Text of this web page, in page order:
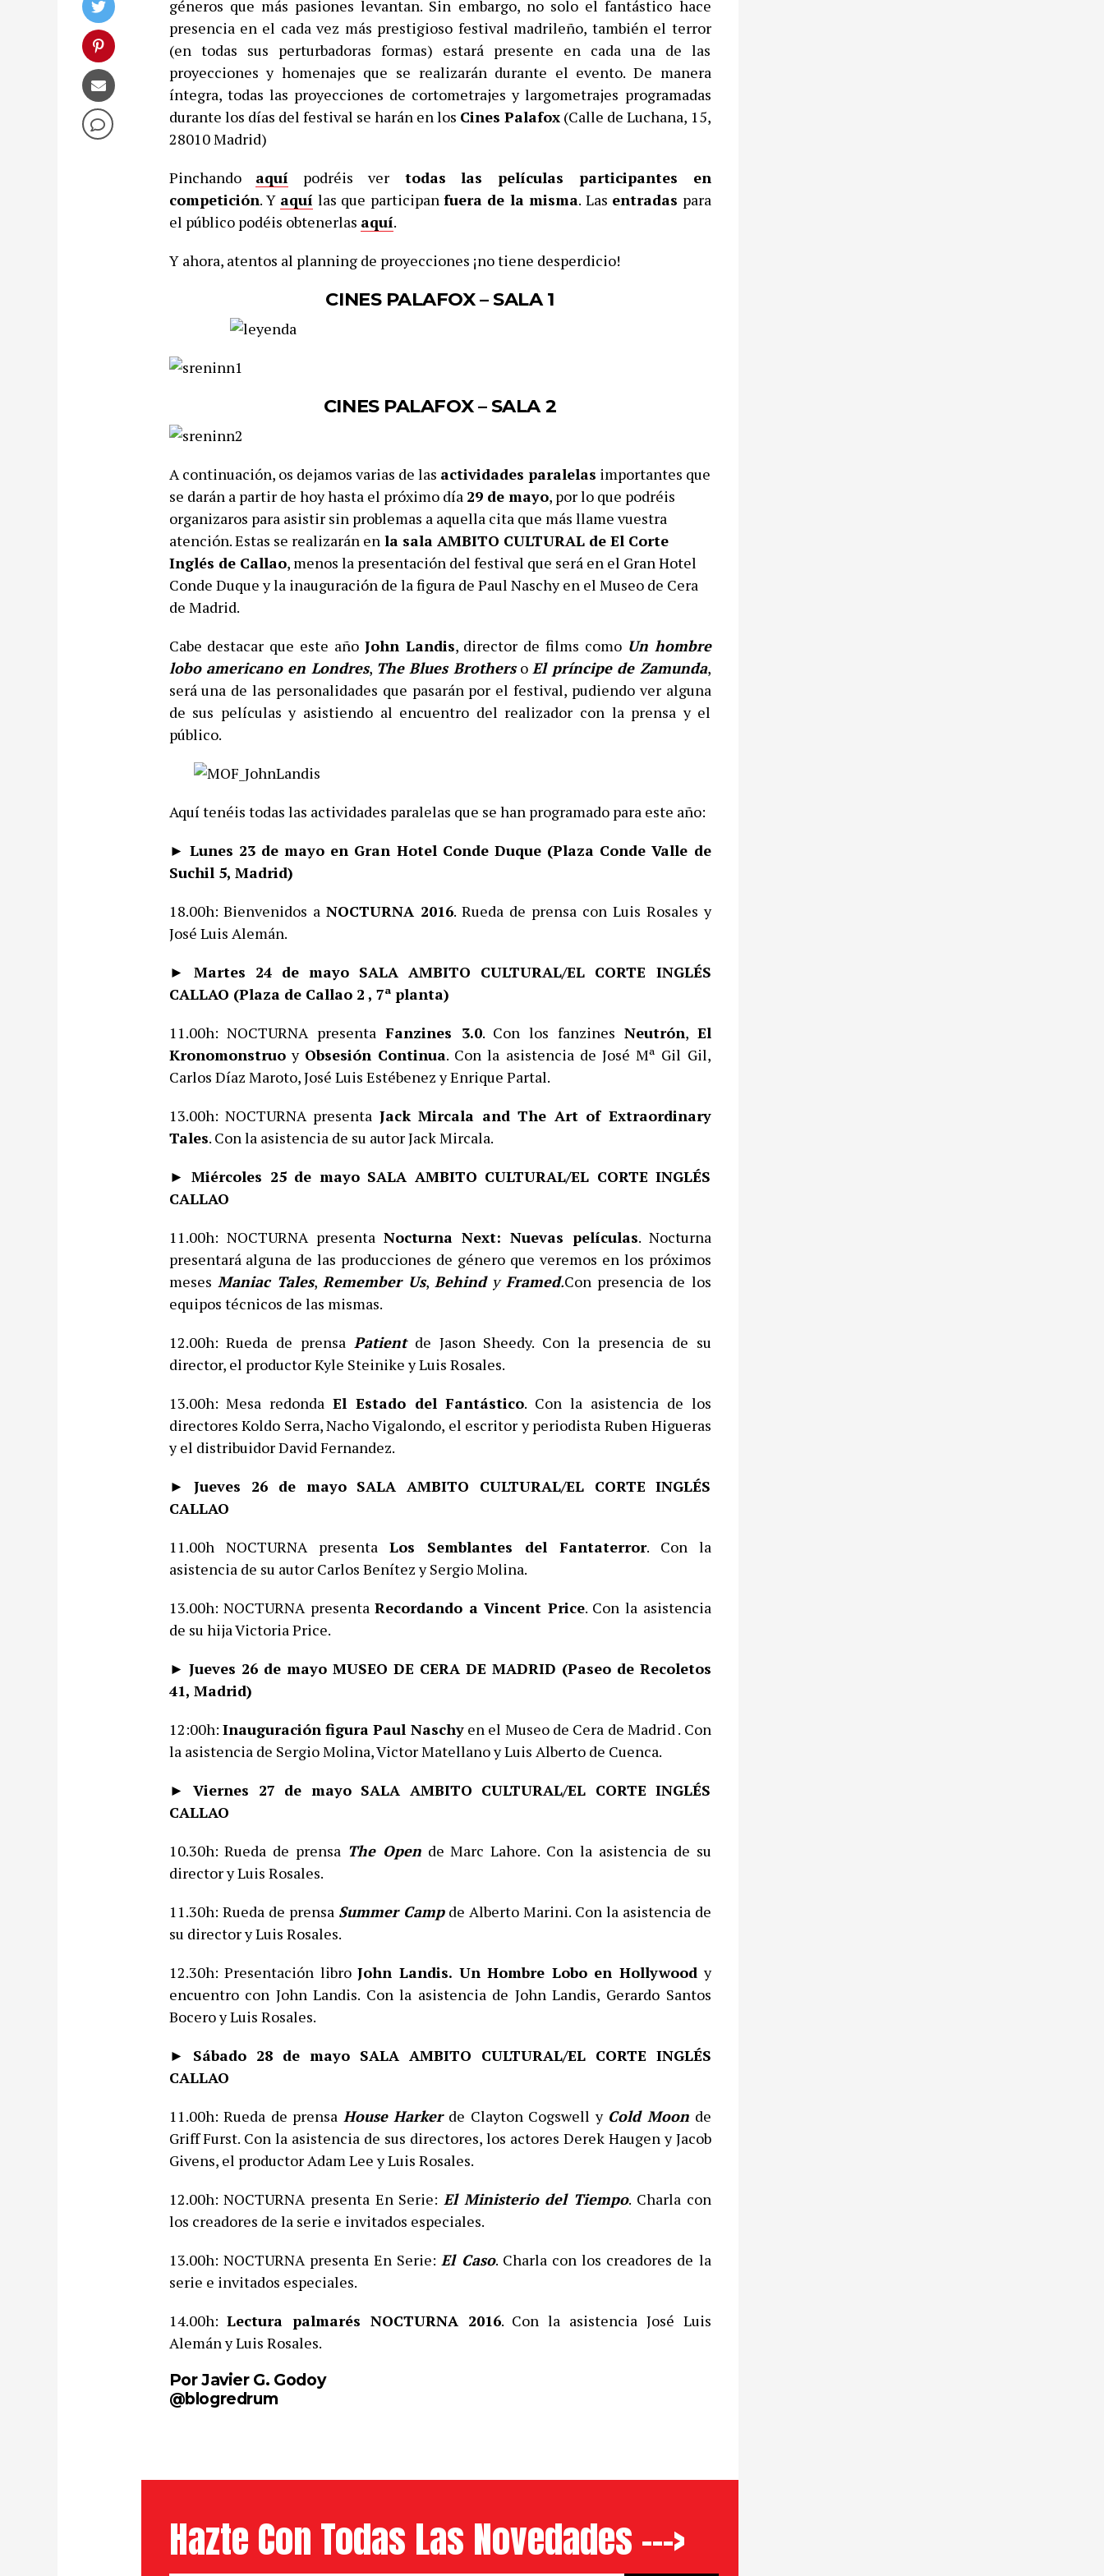
géneros que más pasiones levantan. Sin embargo, no solo el fantástico hace
presencia en el cada vez más prestigioso festival madrileño, también el terror
(en todas sus perturbadoras formas) estará presente en cada una de las
proyecciones y homenajes que se realizarán durante el evento. De manera
íntegra, todas las proyecciones de cortometrajes y largometrajes programadas
durante los días del festival se harán en los Cines Palafox (Calle de Luchana, 15,
28010 Madrid)
Pinchando aquí podréis vertodas las películas participantes en
competición. Y aquí las que participanfuera de la misma. Las entradas para
el público podéis obtenerlas aquí.
Y ahora, atentos al planning de proyecciones ¡no tiene desperdicio!
CINES PALAFOX – SALA 1
CINES PALAFOX – SALA 2
A continuación, os dejamos varias de las actividades paralelas importantes que
se darán a partir de hoy hasta el próximo día 29 de mayo, por lo que podréis
organizaros para asistir sin problemas a aquella cita que más llame vuestra
atención. Estas se realizarán enla sala AMBITO CULTURAL de El Corte
Inglés de Callao, menos la presentación del festival que será en el Gran Hotel
Conde Duque y la inauguración de la figura de Paul Naschy en el Museo de Cera
de Madrid.
Cabe destacar que este año John Landis, director de films como Un hombre
lobo americano en Londres, The Blues BrothersoEl príncipe de Zamunda,
será una de las personalidades que pasarán por el festival, pudiendo ver alguna
de sus películas y asistiendo al encuentro del realizador con la prensa y el
público.
Aquí tenéis todas las actividades paralelas que se han programado para este año:
► Lunes 23 de mayo en Gran Hotel Conde Duque (Plaza Conde Valle de
Suchil 5, Madrid)
18.00h: Bienvenidos aNOCTURNA 2016. Rueda de prensa con Luis Rosales y
José Luis Alemán.
► Martes 24 de mayo SALA AMBITO CULTURAL/EL CORTE INGLÉS
CALLAO (Plaza de Callao 2 , 7ª planta)
11.00h: NOCTURNA presenta Fanzines 3.0. Con los fanzines Neutrón, El
Kronomonstruoy Obsesión Continua. Con la asistencia de José Mª Gil Gil,
Carlos Díaz Maroto, José Luis Estébenez y Enrique Partal.
13.00h: NOCTURNA presenta Jack Mircala and The Art of Extraordinary
Tales. Con la asistencia de su autor Jack Mircala.
► Miércoles 25 de mayo SALA AMBITO CULTURAL/EL CORTE INGLÉS
CALLAO
11.00h: NOCTURNA presenta Nocturna Next: Nuevas películas. Nocturna
presentará alguna de las producciones de género que veremos en los próximos
meses Maniac Tales, Remember Us,BehindyFramed.Con presencia de los
equipos técnicos de las mismas.
12.00h: Rueda de prensa Patientde Jason Sheedy. Con la presencia de su
director, el productor Kyle Steinike y Luis Rosales.
13.00h: Mesa redonda El Estado del Fantástico. Con la asistencia de los
directores Koldo Serra, Nacho Vigalondo, el escritor y periodista Ruben Higueras
y el distribuidor David Fernandez.
► Jueves 26 de mayo SALA AMBITO CULTURAL/EL CORTE INGLÉS
CALLAO
11.00h NOCTURNA presenta Los Semblantes del Fantaterror. Con la
asistencia de su autor Carlos Benítez y Sergio Molina.
13.00h: NOCTURNA presentaRecordando a Vincent Price. Con la asistencia
de su hija Victoria Price.
► Jueves 26 de mayo MUSEO DE CERA DE MADRID (Paseo de Recoletos
41, Madrid)
12:00h: Inauguración figura Paul Naschyen el Museo de Cera de Madrid . Con
la asistencia de Sergio Molina, Victor Matellano y Luis Alberto de Cuenca.
► Viernes 27 de mayo SALA AMBITO CULTURAL/EL CORTE INGLÉS
CALLAO
10.30h: Rueda de prensa The Open de Marc Lahore. Con la asistencia de su
director y Luis Rosales.
11.30h: Rueda de prensa Summer Camp de Alberto Marini. Con la asistencia de
su director y Luis Rosales.
12.30h: Presentación libroJohn Landis. Un Hombre Lobo en Hollywoody
encuentro con John Landis. Con la asistencia de John Landis, Gerardo Santos
Bocero y Luis Rosales.
► Sábado 28 de mayo SALA AMBITO CULTURAL/EL CORTE INGLÉS
CALLAO
11.00h: Rueda de prensa House Harker de Clayton Cogswell y Cold Moon de
Griff Furst. Con la asistencia de sus directores, los actores Derek Haugen y Jacob
Givens, el productor Adam Lee y Luis Rosales.
12.00h: NOCTURNA presenta En Serie: El Ministerio del Tiempo. Charla con
los creadores de la serie e invitados especiales.
13.00h: NOCTURNA presenta En Serie:El Caso. Charla con los creadores de la
serie e invitados especiales.
14.00h:Lectura palmarés NOCTURNA 2016. Con la asistencia José Luis
Alemán y Luis Rosales.
Por Javier G. Godoy
@blogredrum
Hazte Con Todas Las Novedades --->